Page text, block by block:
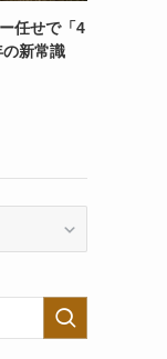
任せで「4
新常識